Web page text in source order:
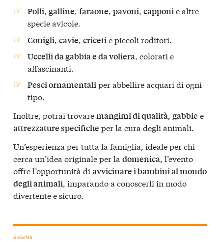
Polli,galline,faraone,pavoni,capponie altre
specie avicole.
Conigli ,cavie ,criceti e piccoli roditori.
Uccelli da gabbia e da voliera, colorati e
affascinanti.
Pesci ornamentaliper abbellire acquari di ogni
tipo.
Inoltre, potrai trovaremangimi di qualità, gabbie e
attrezzature specifiche per la cura degli animali.
Un’esperienza per tutta la famiglia, ideale per chi
cerca un’idea originale per la domenica , l’evento
offre l’opportunità di avvicinare i bambini al mondo
degli animali , imparando a conoscerli in modo
divertente e sicuro.
BEGINS